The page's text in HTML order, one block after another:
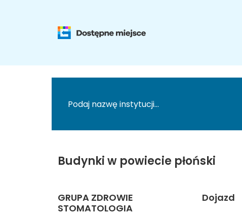
Budynki w powiecie płoński
GRUPA ZDROWIE
STOMATOLOGIA
Dojazd